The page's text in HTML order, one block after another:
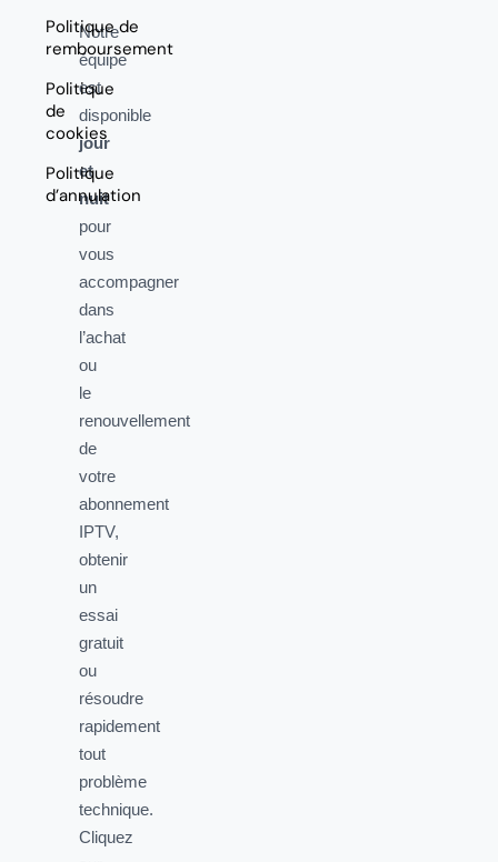
Politique de
remboursement
Politique
de
cookies
Politique
d’annulation
Notre
équipe
est
disponible
jour
et
nuit
pour
vous
accompagner
dans
l’achat
ou
le
renouvellement
de
votre
abonnement
IPTV,
obtenir
un
essai
gratuit
ou
résoudre
rapidement
tout
problème
technique.
Cliquez